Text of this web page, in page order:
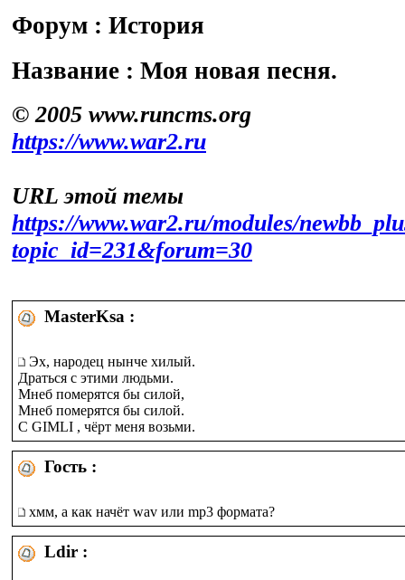
Форум : История
Название : Моя новая песня.
© 2005 www.runcms.org
https://www.war2.ru
URL этой темы
https://www.war2.ru/modules/
topic_id=231&forum=30
MasterKsa :
Эх, народец нынче хилый.
Драться с этими людьми.
Мнеб померятся бы силой,
Мнеб померятся бы силой.
С GIMLI , чёрт меня возьми.
Гость :
хмм, а как начёт wav или mp3 формата?
Ldir :